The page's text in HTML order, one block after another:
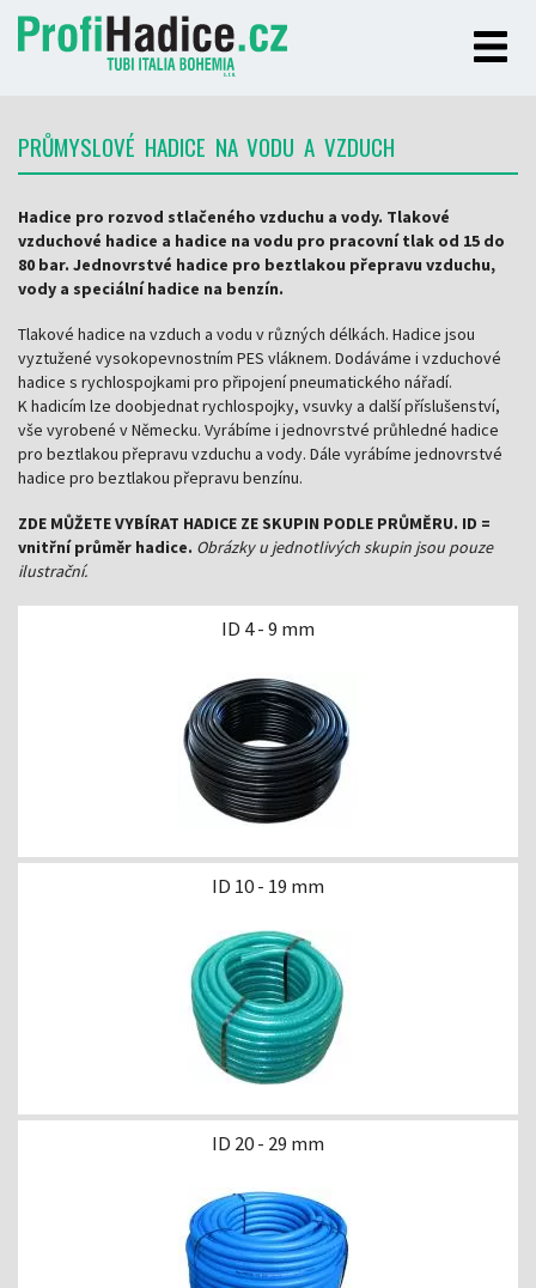
PRŮMYSLOVÉ HADICE NA VODU A VZDUCH
Hadice pro rozvod stlačeného vzduchu a vody. Tlakové
vzduchové hadice a hadice na vodu pro pracovní tlak od 15 do
80 bar. Jednovrstvé hadice pro beztlakou přepravu vzduchu,
vody a speciální hadice na benzín.
Tlakové hadice na vzduch a vodu v různých délkách. Hadice jsou
vyztužené vysokopevnostním PES vláknem. Dodáváme i vzduchové
hadice s rychlospojkami pro připojení pneumatického nářadí.
K hadicím lze doobjednat rychlospojky, vsuvky a další příslušenství,
vše vyrobené v Německu. Vyrábíme i jednovrstvé průhledné hadice
pro beztlakou přepravu vzduchu a vody. Dále vyrábíme jednovrstvé
hadice pro beztlakou přepravu benzínu.
ZDE MŮŽETE VYBÍRAT HADICE ZE SKUPIN PODLE PRŮMĚRU. ID =
vnitřní průměr hadice. Obrázky u jednotlivých skupin jsou pouze
ilustrační.
ID 4 - 9 mm
ID 10 - 19 mm
ID 20 - 29 mm